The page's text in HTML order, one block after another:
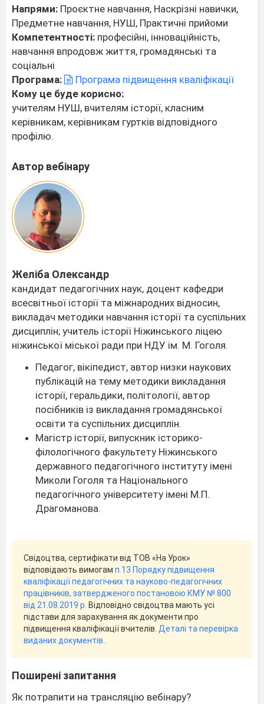
Напрями: Проєктне навчання, Наскрізні навички,
Предметне навчання, НУШ, Практичні прийоми
Компетентності: професійні, інноваційність,
навчання впродовж життя, громадянські та
соціальні
Програма:
Програма підвищення кваліфікації
Кому це буде корисно:
учителям НУШ, вчителям історії, класним
керівникам, керівникам гуртків відповідного
профілю.
Автор вебінару
Желіба Олександр
кандидат педагогічних наук, доцент кафедри
всесвітньої історії та міжнародних відносин,
викладач методики навчання історії та суспільних
дисциплін; учитель історії Ніжинського ліцею
ніжинської міської ради при НДУ ім. М. Гоголя.
Педагог, вікіпедист, автор низки наукових
публікацій на тему методики викладання
історії, геральдики, політології, автор
посібників із викладання громадянської
освіти та суспільних дисциплін.
Магістр історії, випускник історико-
філологічного факультету Ніжинського
державного педагогічного інституту імені
Миколи Гоголя та Національного
педагогічного університету імені М.П.
Драгоманова.
Свідоцтва, сертифікати від ТОВ «На Урок»
відповідають вимогам п.13 Порядку підвищення
кваліфікації педагогічних та науково-педагогічних
працівників, затвердженого постановою КМУ № 800
від 21.08.2019 р. Відповідно свідоцтва мають усі
підстави для зарахування як документи про
підвищення кваліфікації вчителів. Деталі та перевірка
виданих документів.
Поширені запитання
Як потрапити на трансляцію вебінару?